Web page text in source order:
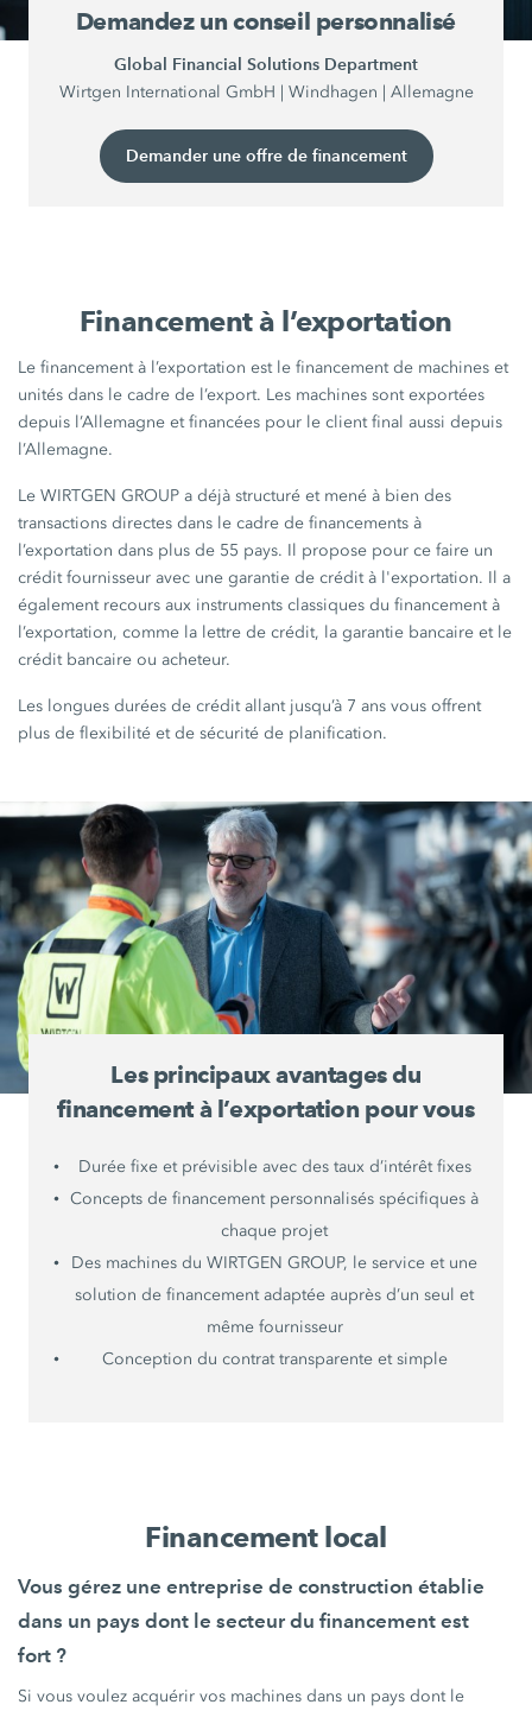
Demandez un conseil personnalisé
Global Financial Solutions Department
Wirtgen International GmbH | Windhagen | Allemagne
Demander une offre de financement
Financement à l’exportation
Le financement à l’exportation est le financement de machines et
unités dans le cadre de l’export. Les machines sont exportées
depuis l’Allemagne et financées pour le client final aussi depuis
l’Allemagne.
Le WIRTGEN GROUP a déjà structuré et mené à bien des
transactions directes dans le cadre de financements à
l’exportation dans plus de 55 pays. Il propose pour ce faire un
crédit fournisseur avec une garantie de crédit à l'exportation. Il a
également recours aux instruments classiques du financement à
l’exportation, comme la lettre de crédit, la garantie bancaire et le
crédit bancaire ou acheteur.
Les longues durées de crédit allant jusqu’à 7 ans vous offrent
plus de flexibilité et de sécurité de planification.
Les principaux avantages du
financement à l’exportation pour vous
Durée fixe et prévisible avec des taux d’intérêt fixes
Concepts de financement personnalisés spécifiques à
chaque projet
Des machines du WIRTGEN GROUP, le service et une
solution de financement adaptée auprès d’un seul et
même fournisseur
Conception du contrat transparente et simple
Financement local
Vous gérez une entreprise de construction établie
dans un pays dont le secteur du financement est
fort ?
Si vous voulez acquérir vos machines dans un pays dont le